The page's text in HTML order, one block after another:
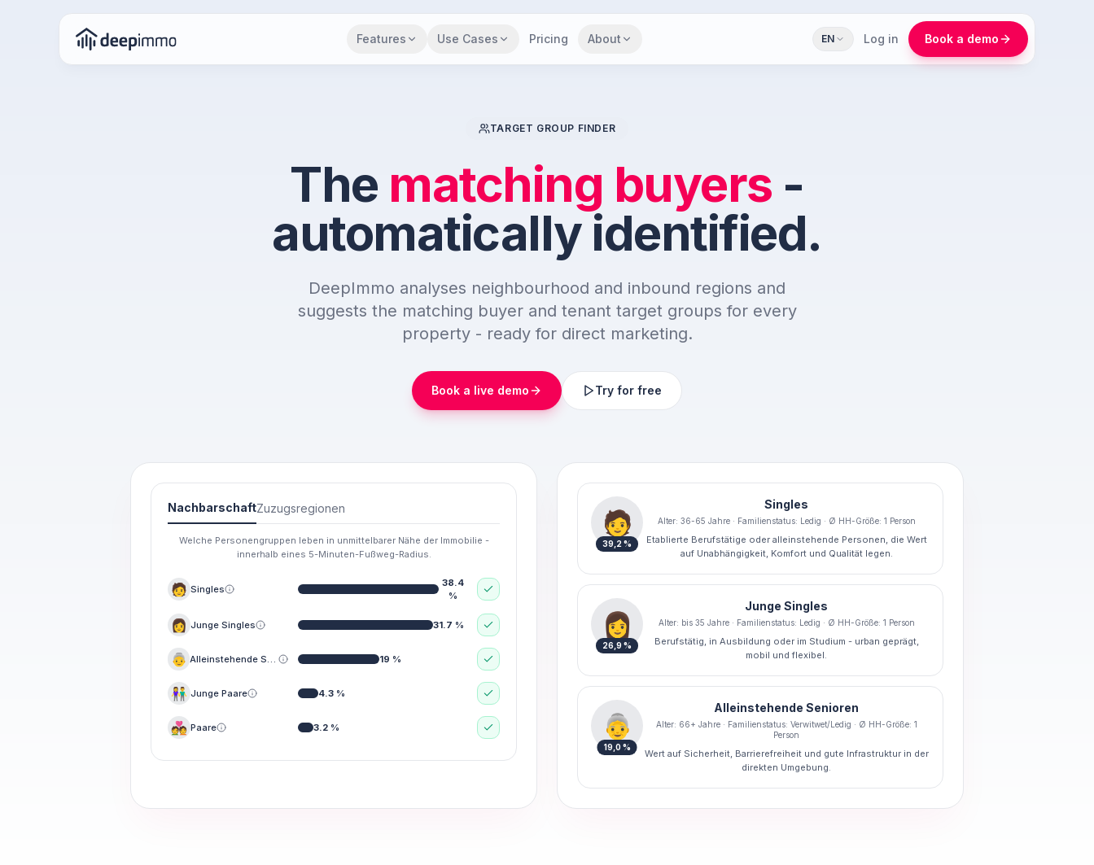
Features Use Cases Pricing About EN Log in Book a demo
TARGET GROUP FINDER
The matching buyers -
automatically identified.
DeepImmo analyses neighbourhood and inbound regions and
suggests the matching buyer and tenant target groups for every
property - ready for direct marketing.
Book a live demo Try for free
NachbarschaftZuzugsregionen
Welche Personengruppen leben in unmittelbarer Nähe der Immobilie -
innerhalb eines 5-Minuten-Fußweg-Radius.
🧑 Singles
38.4
%
👩 Junge Singles 31.7 %
👵 Alleinstehende Se... 19 %
👫 Junge Paare 4.3 %
💑 Paare 3.2 %
🧑
39,2 %
Singles
Alter: 36-65 Jahre · Familienstatus: Ledig · Ø HH-Größe: 1 Person
Etablierte Berufstätige oder alleinstehende Personen, die Wert
auf Unabhängigkeit, Komfort und Qualität legen.
👩
26,9 %
Junge Singles
Alter: bis 35 Jahre · Familienstatus: Ledig · Ø HH-Größe: 1 Person
Berufstätig, in Ausbildung oder im Studium - urban geprägt,
mobil und flexibel.
👵
19,0 %
Alleinstehende Senioren
Alter: 66+ Jahre · Familienstatus: Verwitwet/Ledig · Ø HH-Größe: 1
Person
Wert auf Sicherheit, Barrierefreiheit und gute Infrastruktur in der
direkten Umgebung.